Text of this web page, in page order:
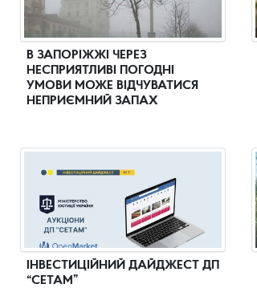
В ЗАПОРІЖЖІ ЧЕРЕЗ
НЕСПРИЯТЛИВІ ПОГОДНІ
УМОВИ МОЖЕ ВІДЧУВАТИСЯ
НЕПРИЄМНИЙ ЗАПАХ
ІНВЕСТИЦІЙНИЙ ДАЙДЖЕСТ ДП
“СЕТАМ”